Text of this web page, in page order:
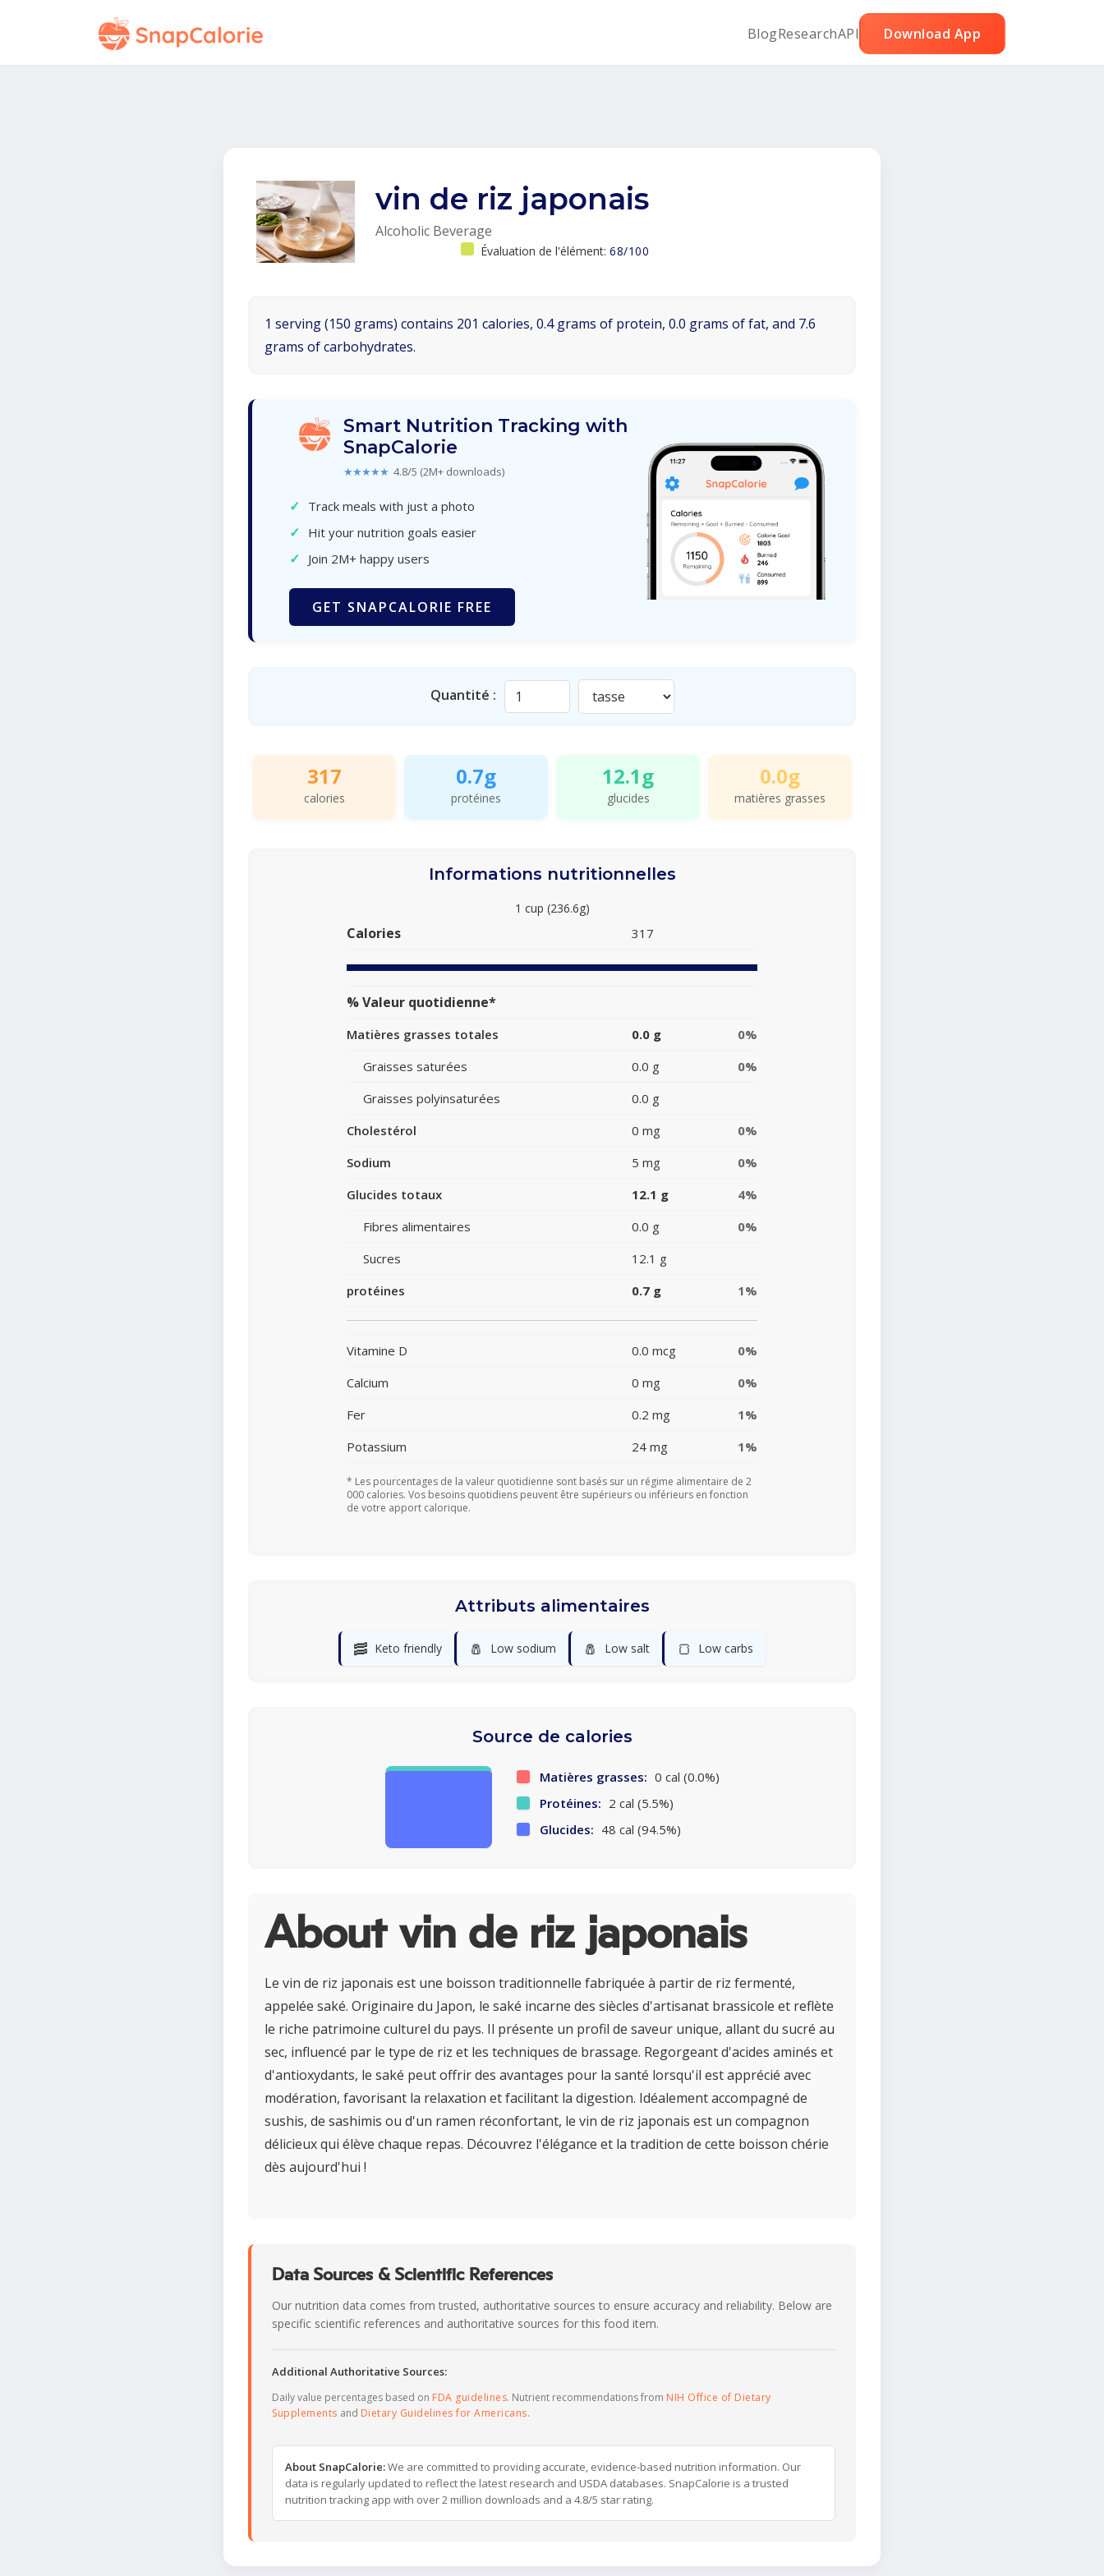
BlogResearchAPI Download App
vin de riz japonais
Alcoholic Beverage
Évaluation de l'élément: 68/100
1 serving (150 grams) contains 201 calories, 0.4 grams of protein, 0.0 grams of fat, and 7.6
grams of carbohydrates.
Smart Nutrition Tracking with
SnapCalorie
★★★★★ 4.8/5 (2M+ downloads)
✓ Track meals with just a photo
✓ Hit your nutrition goals easier
✓ Join 2M+ happy users
GET SNAPCALORIE FREE
Quantité :
317
calories
0.7g
protéines
12.1g
glucides
0.0g
matières grasses
Informations nutritionnelles
1 cup (236.6g)
Calories 317
% Valeur quotidienne*
Matières grasses totales 0.0 g
0%
Graisses saturées
0.0 g
0%
Graisses polyinsaturées
0.0 g
Cholestérol
0 mg
0%
Sodium
5 mg
0%
Glucides totaux
12.1 g
4%
Fibres alimentaires
0.0 g
0%
Sucres
12.1 g
protéines
0.7 g 1%
Vitamine D 0.0 mcg
0%
Calcium
0 mg
0%
Fer
0.2 mg
1%
Potassium
24 mg 1%
* Les pourcentages de la valeur quotidienne sont basés sur un régime alimentaire de 2
000 calories. Vos besoins quotidiens peuvent être supérieurs ou inférieurs en fonction
de votre apport calorique.
Attributs alimentaires
🥓 Keto friendly 🧂 Low sodium 🧂 Low salt 🍞 Low carbs
Source de calories
Matières grasses: 0 cal (0.0%)
Protéines: 2 cal (5.5%)
Glucides: 48 cal (94.5%)
About vin de riz japonais
Le vin de riz japonais est une boisson traditionnelle fabriquée à partir de riz fermenté,
appelée saké. Originaire du Japon, le saké incarne des siècles d'artisanat brassicole et reflète
le riche patrimoine culturel du pays. Il présente un profil de saveur unique, allant du sucré au
sec, influencé par le type de riz et les techniques de brassage. Regorgeant d'acides aminés et
d'antioxydants, le saké peut offrir des avantages pour la santé lorsqu'il est apprécié avec
modération, favorisant la relaxation et facilitant la digestion. Idéalement accompagné de
sushis, de sashimis ou d'un ramen réconfortant, le vin de riz japonais est un compagnon
délicieux qui élève chaque repas. Découvrez l'élégance et la tradition de cette boisson chérie
dès aujourd'hui !
Data Sources & Scientific References
Our nutrition data comes from trusted, authoritative sources to ensure accuracy and reliability. Below are
specific scientific references and authoritative sources for this food item.
Additional Authoritative Sources:
Daily value percentages based on FDA guidelines. Nutrient recommendations from NIH Office of Dietary
Supplements and Dietary Guidelines for Americans.
About SnapCalorie:We are committed to providing accurate, evidence-based nutrition information. Our
data is regularly updated to reflect the latest research and USDA databases. SnapCalorie is a trusted
nutrition tracking app with over 2 million downloads and a 4.8/5 star rating.